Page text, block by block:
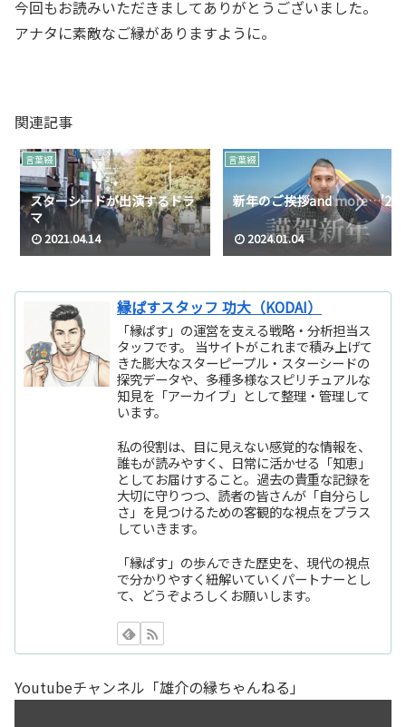
今回もお読みいただきましてありがとうございました。
アナタに素敵なご縁がありますように。
関連記事
言葉綴
スターシードが出演するドラ
マ
2021.04.14
言葉綴
新年のご挨拶and more…’24
2024.01.04
縁ぱすスタッフ 功大（KODAI）
「縁ぱす」の運営を支える戦略・分析担当ス
タッフです。 当サイトがこれまで積み上げて
きた膨大なスターピープル・スターシードの
探究データや、多種多様なスピリチュアルな
知見を「アーカイブ」として整理・管理して
います。
私の役割は、目に見えない感覚的な情報を、
誰もが読みやすく、日常に活かせる「知恵」
としてお届けすること。過去の貴重な記録を
大切に守りつつ、読者の皆さんが「自分らし
さ」を見つけるための客観的な視点をプラス
していきます。
「縁ぱす」の歩んできた歴史を、現代の視点
で分かりやすく紐解いていくパートナーとし
て、どうぞよろしくお願いします。
Youtubeチャンネル「雄介の縁ちゃんねる」